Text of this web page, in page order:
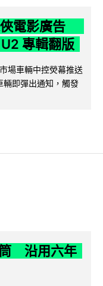
電影廣告
專輯翻版
場車輛中控熒幕推送
輛即彈出通知，觸發
沿用六年